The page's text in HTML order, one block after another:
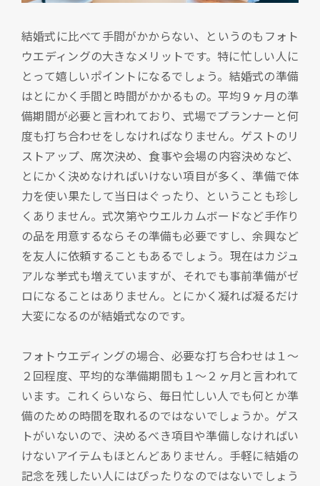
結婚式に比べて手間がかからない、というのもフォト
ウエディングの大きなメリットです。特に忙しい人に
とって嬉しいポイントになるでしょう。結婚式の準備
はとにかく手間と時間がかかるもの。平均９ヶ月の準
備期間が必要と言われており、式場でプランナーと何
度も打ち合わせをしなければなりません。ゲストのリ
ストアップ、席次決め、食事や会場の内容決めなど、
とにかく決めなければいけない項目が多く、準備で体
力を使い果たして当日はぐったり、ということも珍し
くありません。式次第やウエルカムボードなど手作り
の品を用意するならその準備も必要ですし、余興など
を友人に依頼することもあるでしょう。現在はカジュ
アルな挙式も増えていますが、それでも事前準備がゼ
ロになることはありません。とにかく凝れば凝るだけ
大変になるのが結婚式なのです。
フォトウエディングの場合、必要な打ち合わせは１～
２回程度、平均的な準備期間も１～２ヶ月と言われて
います。これくらいなら、毎日忙しい人でも何とか準
備のための時間を取れるのではないでしょうか。ゲス
トがいないので、決めるべき項目や準備しなければい
けないアイテムもほとんどありません。手軽に結婚の
記念を残したい人にはぴったりなのではないでしょう